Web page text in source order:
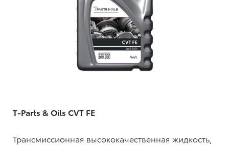
T-Parts & Oils CVT FE
Трансмиссионная высококачественная жидкость,